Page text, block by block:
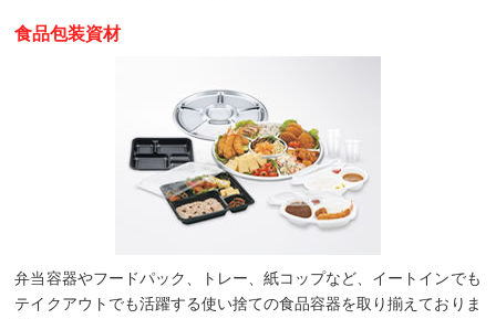
食品包装資材
弁当容器やフードパック、トレー、紙コップなど、イートインでも
テイクアウトでも活躍する使い捨ての食品容器を取り揃えておりま